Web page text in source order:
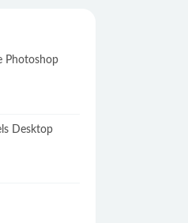
Photoshop
Desktop